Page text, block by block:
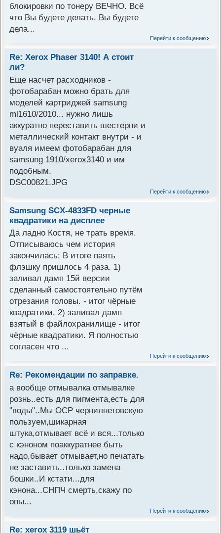
блокировки по тонеру ВЕЧНО. Всё
что Вы будете делать. Вы будете
дела...
Перейти к сообщению
Re: Xerox Phaser 3140! А стоит
ли?
Еще насчет расходников -
фотобарабан можно брать для
моделей картриджей samsung
ml1610/2010... нужно лишь
аккуратно переставить шестерни и
металлический контакт внутри - и
вуаля имеем фотобарабан для
samsung 1910/xerox3140 и им
подобным.
DSC00821.JPG
Перейти к сообщению
Samsung SCX-4833FD черные
квадратики на дисплее
Да ладно Костя, не трать время.
Отписываюсь чем история
закончилась: В итоге паять
флэшку пришлось 4 раза. 1)
заливал дамп 15й версии
сделанный самостоятельно путём
отрезания головы. - итог чёрные
квадратики. 2) заливал дамп
взятый в файлохранилище - итог
чёрные квадратики. Я полностью
согласен что ...
Перейти к сообщению
Re: Рекомендации по заправке.
а вообще отмывалка отмывалке
рознь..есть для пигмента,есть для
"воды"..Мы OCP чернилнетовскую
пользуем,шикарная
штука,отмывает всё и вся...только
с кэноном поаккуратнее быть
надо,бывает отмывает,но печатать
не заставить..только замена
бошки..И кстати...для
кэнона...СНПЧ смерть,скажу по
опы...
Перейти к сообщению
Re: xerox 3119 шьёт